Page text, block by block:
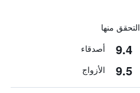
9.4 أصدقاء
9.5 الأزواج